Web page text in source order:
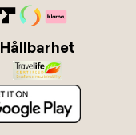
Hållbarhet